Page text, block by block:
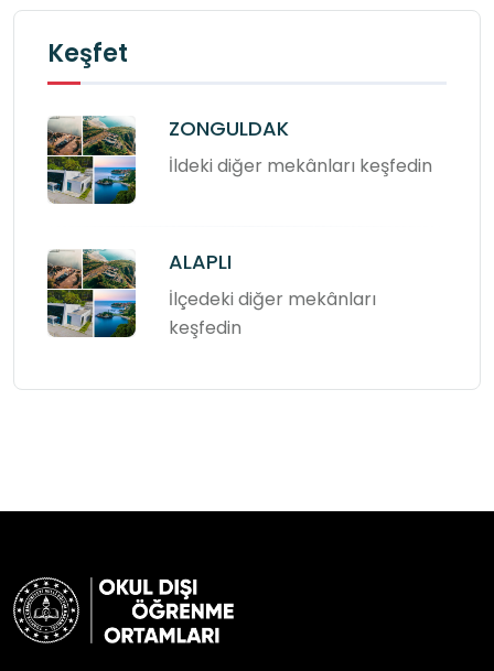
Keşfet
ZONGULDAK
İldeki diğer mekânları keşfedin
ALAPLI
İlçedeki diğer mekânları
keşfedin